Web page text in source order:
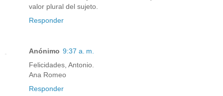
valor plural del sujeto.
Responder
Anónimo 9:37 a. m.
Felicidades, Antonio.
Ana Romeo
Responder